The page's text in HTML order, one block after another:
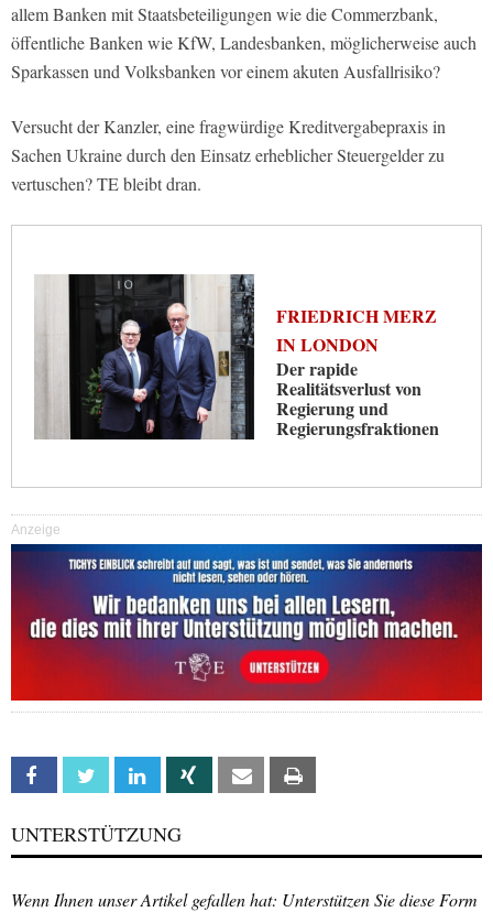
allem Banken mit Staatsbeteiligungen wie die Commerzbank,
öffentliche Banken wie KfW, Landesbanken, möglicherweise auch
Sparkassen und Volksbanken vor einem akuten Ausfallrisiko?
Versucht der Kanzler, eine fragwürdige Kreditvergabepraxis in
Sachen Ukraine durch den Einsatz erheblicher Steuergelder zu
vertuschen? TE bleibt dran.
FRIEDRICH MERZ
IN LONDON
Der rapide
Realitätsverlust von
Regierung und
Regierungsfraktionen
Anzeige
Facebook Twitter Linkedin Xing Email
UNTERSTÜTZUNG
Wenn Ihnen unser Artikel gefallen hat: Unterstützen Sie diese Form